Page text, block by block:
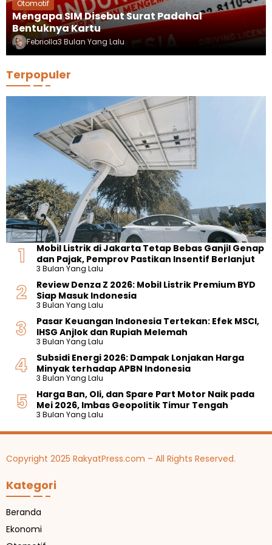
Otomotif
Mengapa SIM Disebut Surat Padahal
Bentuknya Kartu
Febriolla3 Bulan Yang Lalu
Terpopuler
Mobil Listrik di Jakarta Tetap Bebas Ganjil Genap
dan Pajak, Pemprov Pastikan Insentif Berlanjut
3 Bulan Yang Lalu
Review Denza Z 2026: Mobil Listrik Premium BYD
Siap Masuk Indonesia
3 Bulan Yang Lalu
Pasar Keuangan Indonesia Tertekan: Efek MSCI,
IHSG Anjlok dan Rupiah Melemah
3 Bulan Yang Lalu
Subsidi Energi 2026: Dampak Lonjakan Harga
Minyak terhadap APBN Indonesia
3 Bulan Yang Lalu
Harga Ban, Oli, dan Spare Part Motor Naik pada
Mei 2026, Imbas Geopolitik Timur Tengah
3 Bulan Yang Lalu
Copyright 2025 RakyatPress.com – All Rights Reserved.
Kategori
Beranda
Ekonomi